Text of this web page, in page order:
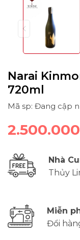
Narai
720ml
Mã sp: Đang cập
Nhà
Thủy
Miễn
Đổi